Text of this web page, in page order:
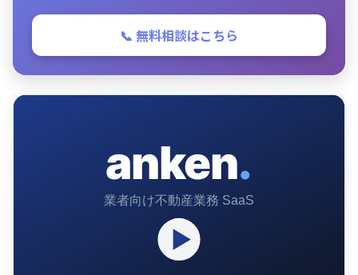
📞 無料相談はこちら
anken.
業者向け不動産業務 SaaS